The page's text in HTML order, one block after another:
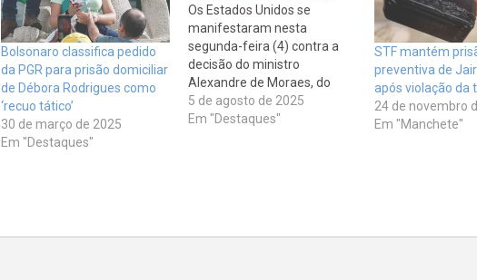
Bolsonaro classifica pedido
da PGR para prisão domiciliar
de Débora Rodrigues como
‘recuo tático’
30 de março de 2025
Em "Destaques"
Os Estados Unidos se
manifestaram nesta
segunda-feira (4) contra a
decisão do ministro
Alexandre de Moraes, do
Supremo Tribunal Federal
(STF), que determinou a
5 de agosto de 2025
Em "Destaques"
STF mantém
preventiva de
após violação da
24 de novembro
Em "Manchete"